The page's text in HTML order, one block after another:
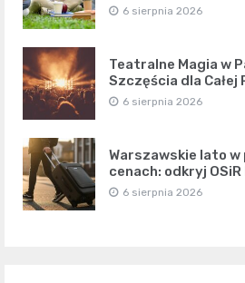
6 sierpnia 2026
Teatralne Magia w
Szczęścia dla Całej
6 sierpnia 2026
Warszawskie lato
cenach: odkryj OSiR
6 sierpnia 2026